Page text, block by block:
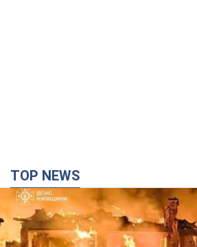
Росія вдарила по Київщині
троє людей, серед них –